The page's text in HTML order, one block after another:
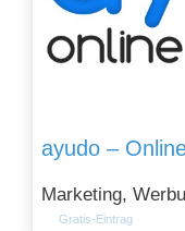
Marketing,
Gratis-Eintrag